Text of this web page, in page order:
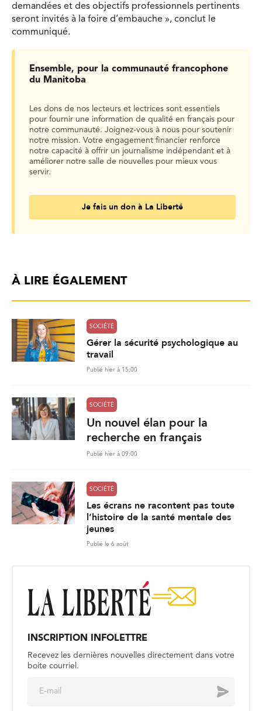
demandées et des objectifs professionnels pertinents
seront invités à la foire d’embauche », conclut le
communiqué.
Ensemble, pour la communauté francophone
du Manitoba
Les dons de nos lecteurs et lectrices sont essentiels
pour fournir une information de qualité en français pour
notre communauté. Joignez-vous à nous pour soutenir
notre mission. Votre engagement financier renforce
notre capacité à offrir un journalisme indépendant et à
améliorer notre salle de nouvelles pour mieux vous
servir.
Je fais un don à La Liberté
À LIRE ÉGALEMENT
SOCIÉTÉ
Gérer la sécurité psychologique au
travail
Publié hier à 15:00
SOCIÉTÉ
Un nouvel élan pour la
recherche en français
Publié hier à 09:00
SOCIÉTÉ
Les écrans ne racontent pas toute
l’histoire de la santé mentale des
jeunes
Publié le 6 août
INSCRIPTION INFOLETTRE
Recevez les dernières nouvelles directement dans votre
boite courriel.
Envoyer